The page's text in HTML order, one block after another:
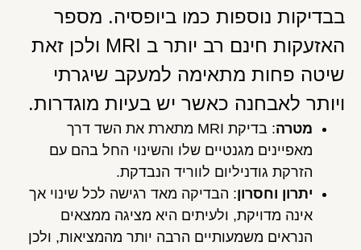
בבדיקות נוספות כמו ביופסיה. מספר
האזעקות חינם רב יותר ב MRI ולכן זאת
שיטה פחות מתאימה למעקב שיגרתי
ויותר לאבחנה כאשר יש בעיות מוגדרות.
מטרה
: בדיקת MRI מתארת את השד דרך
מאפיינים מגנטיים שלו והשינוי החל בהם עם
הזרקת גודניליום לווריד הנבדקת.
יתרון וחסרון: הבדיקה מאד רגישה לכל שינוי אך
אינה מדויקת, ולעיתים היא מציגה ממצאים
הנראים משמעותיים הרבה יותר מהמציאות, ולכן